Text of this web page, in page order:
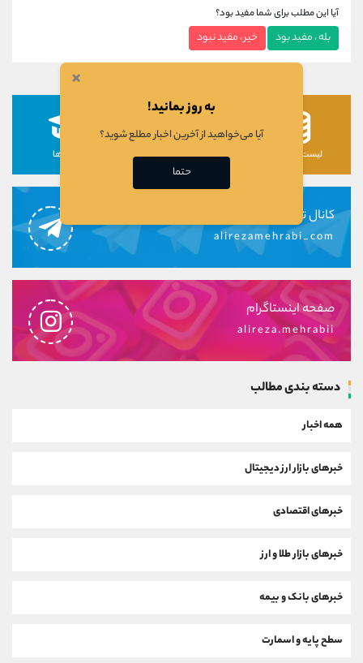
آیا این مطلب برای شما مفید بود؟
بله ، مفید بود خیر ، مفید نبود
لیست رمزارزها لیست سهام ها دوره ها
کانال تلگرام
alirezamehrabi_com
صفحه اینستاگرام
alireza.mehrabii
دسته بندی مطالب
همه اخبار
خبرهای بازار ارز دیجیتال
خبرهای اقتصادی
خبرهای بازار طلا و ارز
خبرهای بانک و بیمه
سطح پایه و اسمارت
×
به روز بمانید!
آیا می‌خواهید از آخرین اخبار مطلع شوید؟
حتما